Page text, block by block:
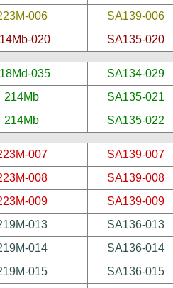
006
SA139-006
020 SA135-020
035
SA134-029
214Mb
SA135-021
214Mb SA135-022
007
SA139-007
008
SA139-008
009
SA139-009
013
SA136-013
014
SA136-014
015
SA136-015